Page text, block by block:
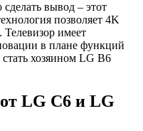
вывод – этот
позволяет 4K
имеет
в плане функций
хозяином LG B6
LG C6 и LG